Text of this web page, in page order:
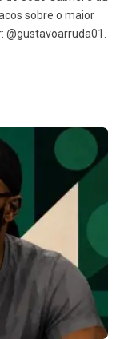
sobre o maior